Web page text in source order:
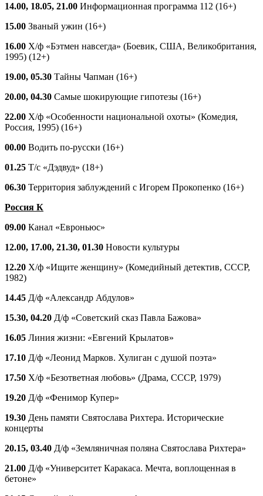
14.00, 18.05, 21.00 Информационная программа 112 (16+)
15.00 Званый ужин (16+)
16.00 Х/ф «Бэтмен навсегда» (Боевик, США, Великобритания,
1995) (12+)
19.00, 05.30 Тайны Чапман (16+)
20.00, 04.30 Самые шокирующие гипотезы (16+)
22.00 Х/ф «Особенности национальной охоты» (Комедия,
Россия, 1995) (16+)
00.00 Водить по-русски (16+)
01.25 Т/с «Дэдвуд» (18+)
06.30 Территория заблуждений с Игорем Прокопенко (16+)
Россия К
09.00 Канал «Евроньюс»
12.00, 17.00, 21.30, 01.30 Новости культуры
12.20 Х/ф «Ищите женщину» (Комедийный детектив, СССР,
1982)
14.45 Д/ф «Александр Абдулов»
15.30, 04.20 Д/ф «Советский сказ Павла Бажова»
16.05 Линия жизни: «Евгений Крылатов»
17.10 Д/ф «Леонид Марков. Хулиган с душой поэта»
17.50 Х/ф «Безответная любовь» (Драма, СССР, 1979)
19.20 Д/ф «Фенимор Купер»
19.30 День памяти Святослава Рихтера. Исторические
концерты
20.15, 03.40 Д/ф «Земляничная поляна Святослава Рихтера»
21.00 Д/ф «Университет Каракаса. Мечта, воплощенная в
бетоне»